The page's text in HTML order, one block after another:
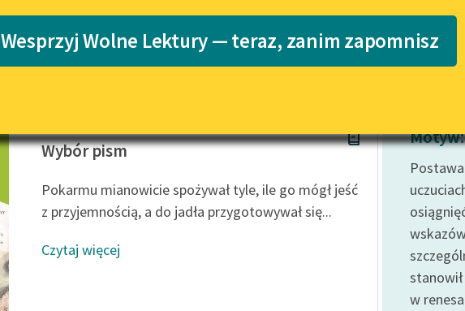
Lektury szkolne i klasyka
literatury do słuchania dla
E-kolekcja lektur szkolnych i
literatury do słuchania dla
niepełnosprawnościami
Feministyczne inspiracje.
Popularyzacja skandynawskiej
Katalog
Katalog w
Wesprzyj Wolne Lektury — teraz, zanim zapomnisz
Wybór pism
Pokarmu mianowicie spożywał tyle, ile go mógł jeść
z przyjemnością, a do jadła przygotowywał się...
Czytaj więcej
w